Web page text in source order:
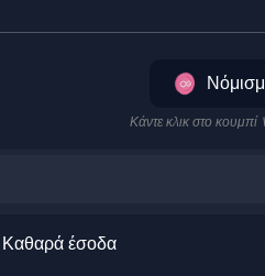
Κάντε κλικ στο κουμπί
Καθαρά έσοδα